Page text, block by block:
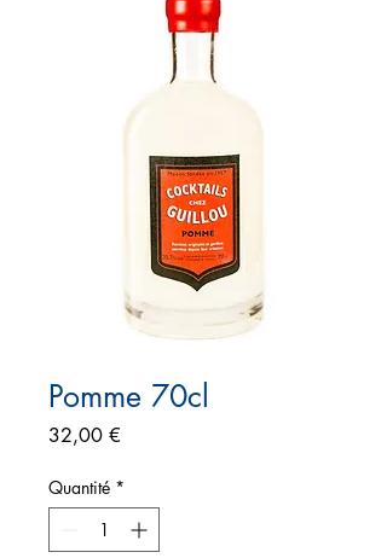
Pomme 70cl
32,00 €
Quantité *